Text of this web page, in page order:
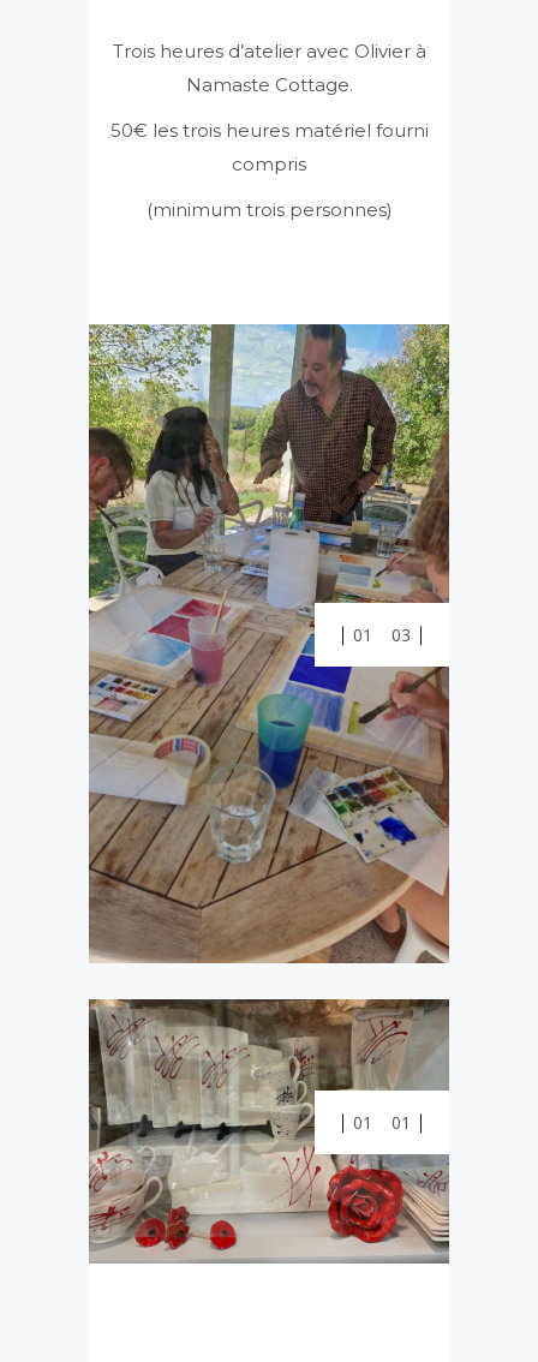
Trois heures d’atelier avec Olivier à
Namaste Cottage.
50€ les trois heures matériel fourni
compris
(minimum trois personnes)
01 03
01 01